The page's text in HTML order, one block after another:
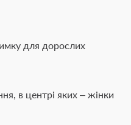
для дорослих
в центрі яких – жінки